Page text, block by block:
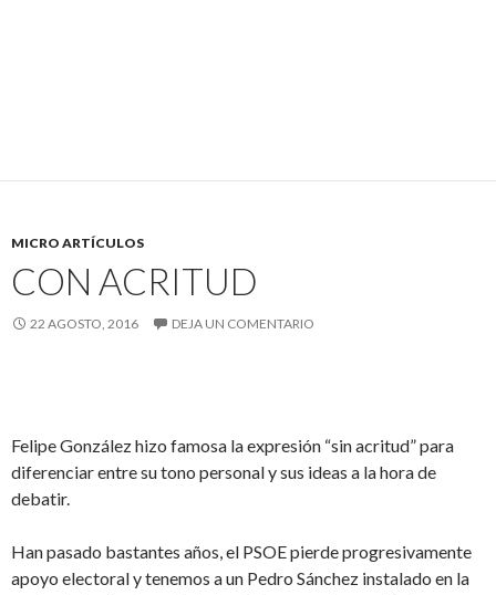
MICRO ARTÍCULOS
CON ACRITUD
22 AGOSTO, 2016 DEJA UN COMENTARIO
Felipe González hizo famosa la expresión “sin acritud” para
diferenciar entre su tono personal y sus ideas a la hora de
debatir.
Han pasado bastantes años, el PSOE pierde progresivamente
apoyo electoral y tenemos a un Pedro Sánchez instalado en la